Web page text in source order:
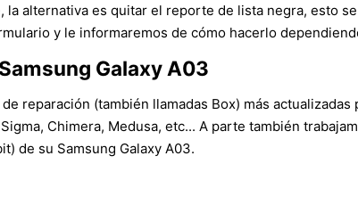
alternativa es quitar el reporte de lista negra, esto
y le informaremos de cómo hacerlo
Galaxy A03
reparación (también llamadas Box) más
Chimera, Medusa, etc... A parte también
de su Samsung Galaxy A03.